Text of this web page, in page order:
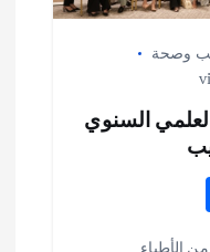
وصحة
السنوي
S
الأطباء